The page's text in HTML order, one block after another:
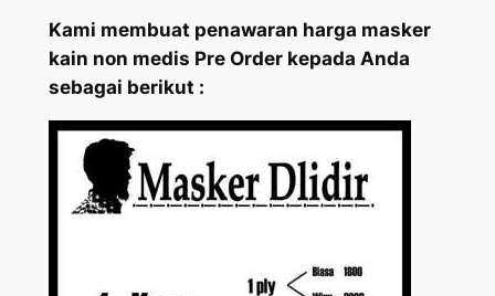
Kami membuat penawaran harga masker
kain non medis Pre Order kepada Anda
sebagai berikut :